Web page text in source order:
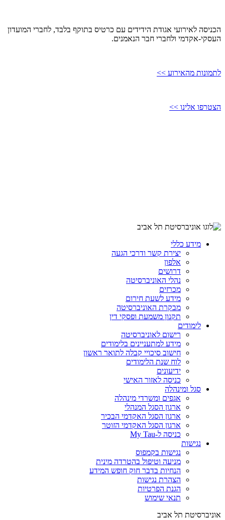
הכניסה לאירועי אגודת הידידים עם כרטיס בתוקף בלבד, לחברי המועדון
העסקי-אקדמי ולחברי חבר הנאמנים.
לתמונות מהאירוע >>
הצטרפו אלינו >>
מידע כללי
יצירת קשר ודרכי הגעה
אלפון
דרושים
נהלי האוניברסיטה
מכרזים
מידע לשעת חירום
מבקרת האוניברסיטה
תקנון משמעת ופסקי דין
לימודים
רישום לאוניברסיטה
מידע למתעניינים בלימודים
חישוב סיכויי קבלה לתואר ראשון
לוח שנת הלימודים
ידיעונים
כניסה לאזור האישי
סגל ומינהלה
אגפים ומשרדי מינהלה
ארגון הסגל המנהלי
ארגון הסגל האקדמי הבכיר
ארגון הסגל האקדמי הזוטר
כניסה ל-My Tau
נגישות
נגישות בקמפוס
מניעה וטיפול בהטרדה מינית
הנחיות בדבר חוק חופש המידע
הצהרת נגישות
הגנת הפרטיות
תנאי שימוש
אוניברסיטת תל אביב